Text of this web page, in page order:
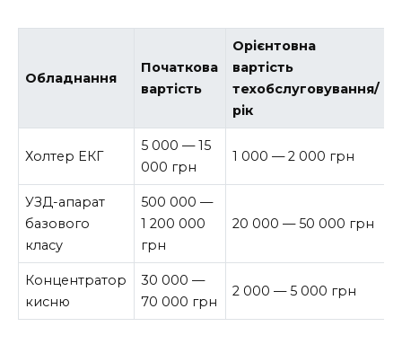
Обладнання
Початкова
вартість
Орієнтовна
вартість
техобслуговування/
рік
Холтер ЕКГ
5 000 — 15
000 грн
1 000 — 2 000 грн
УЗД-апарат
базового
класу
500 000 —
1 200 000
грн
20 000 — 50 000 грн
Концентратор
кисню
30 000 —
70 000 грн
2 000 — 5 000 грн